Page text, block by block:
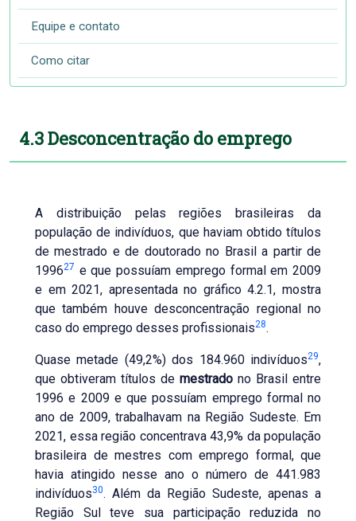
Equipe e contato
Como citar
4.3 Desconcentração do emprego
A distribuição pelas regiões brasileiras da
população de indivíduos, que haviam obtido títulos
de mestrado e de doutorado no Brasil a partir de
199627 e que possuíam emprego formal em 2009
e em 2021, apresentada no gráfico 4.2.1, mostra
que também houve desconcentração regional no
caso do emprego desses profissionais28.
Quase metade (49,2%) dos 184.960 indivíduos29,
que obtiveram títulos de mestrado no Brasil entre
1996 e 2009 e que possuíam emprego formal no
ano de 2009, trabalhavam na Região Sudeste. Em
2021, essa região concentrava 43,9% da população
brasileira de mestres com emprego formal, que
havia atingido nesse ano o número de 441.983
indivíduos30. Além da Região Sudeste, apenas a
Região Sul teve sua participação reduzida no